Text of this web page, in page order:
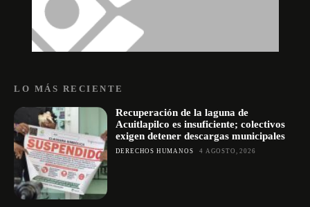
LO MÁS RECIENTE
Recuperación de la laguna de
Acuitlapilco es insuficiente; colectivos
exigen detener descargas municipales
DERECHOS HUMANOS 4 AGOSTO, 2026